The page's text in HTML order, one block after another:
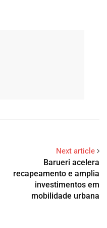
Next article
Barueri acelera
recapeamento e amplia
investimentos em
mobilidade urbana